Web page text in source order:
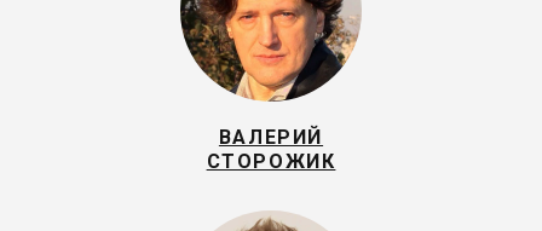
ВАЛЕРИЙ
СТОРОЖИК